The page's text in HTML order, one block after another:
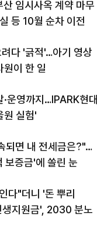
임시사옥 계약 마무
등 10월 순차 이전
다 '긁적'…아기 영상
원이 한 일
·운영까지…IPARK현대
원 실험'
되면 내 전세금은?"…
보증금'에 쏠린 눈
다"더니 '돈 뿌리
지원금', 2030 분노